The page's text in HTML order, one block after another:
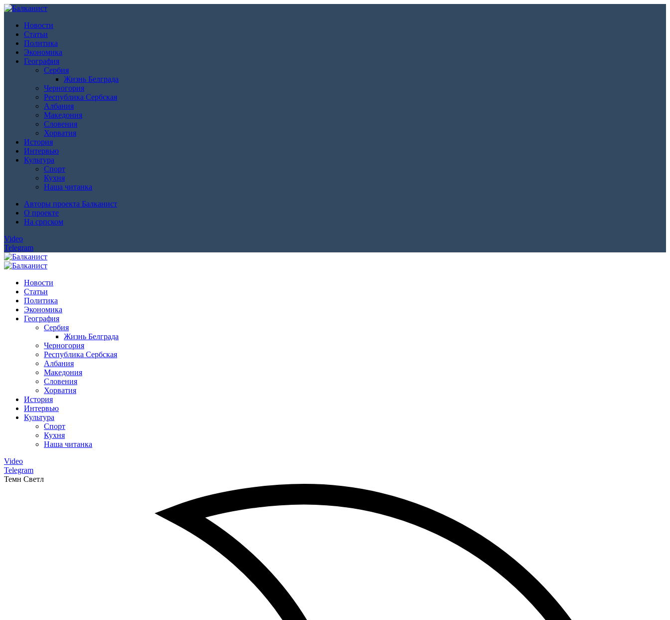
Новости
Статьи
Политика
Экономика
География
Сербия
Жизнь Белграда
Черногория
Республика Сербская
Албания
Македония
Словения
Хорватия
История
Интервью
Культура
Спорт
Кухня
Наша читанка
Авторы проекта Балканист
О проекте
На српском
Video
Telegram
Новости
Статьи
Политика
Экономика
География
Сербия
Жизнь Белграда
Черногория
Республика Сербская
Албания
Македония
Словения
Хорватия
История
Интервью
Культура
Спорт
Кухня
Наша читанка
Video
Telegram
Темн Светл